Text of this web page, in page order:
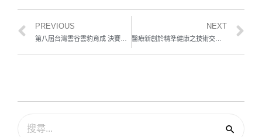
PREVIOUS NEXT
醫療新創於精準健康之技術交流分享會鎖定智慧醫療未來趨勢